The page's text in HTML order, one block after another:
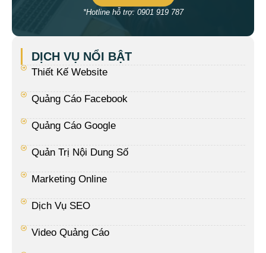
*Hotline hỗ trợ: 0901 919 787
DỊCH VỤ NỔI BẬT
Thiết Kế Website
Quảng Cáo Facebook
Quảng Cáo Google
Quản Trị Nội Dung Số
Marketing Online
Dịch Vụ SEO
Video Quảng Cáo